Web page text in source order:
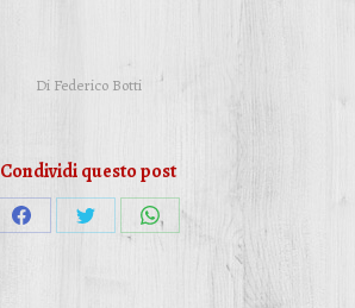
Di Federico Botti
Condividi questo post
CondividiCondividiCondividi